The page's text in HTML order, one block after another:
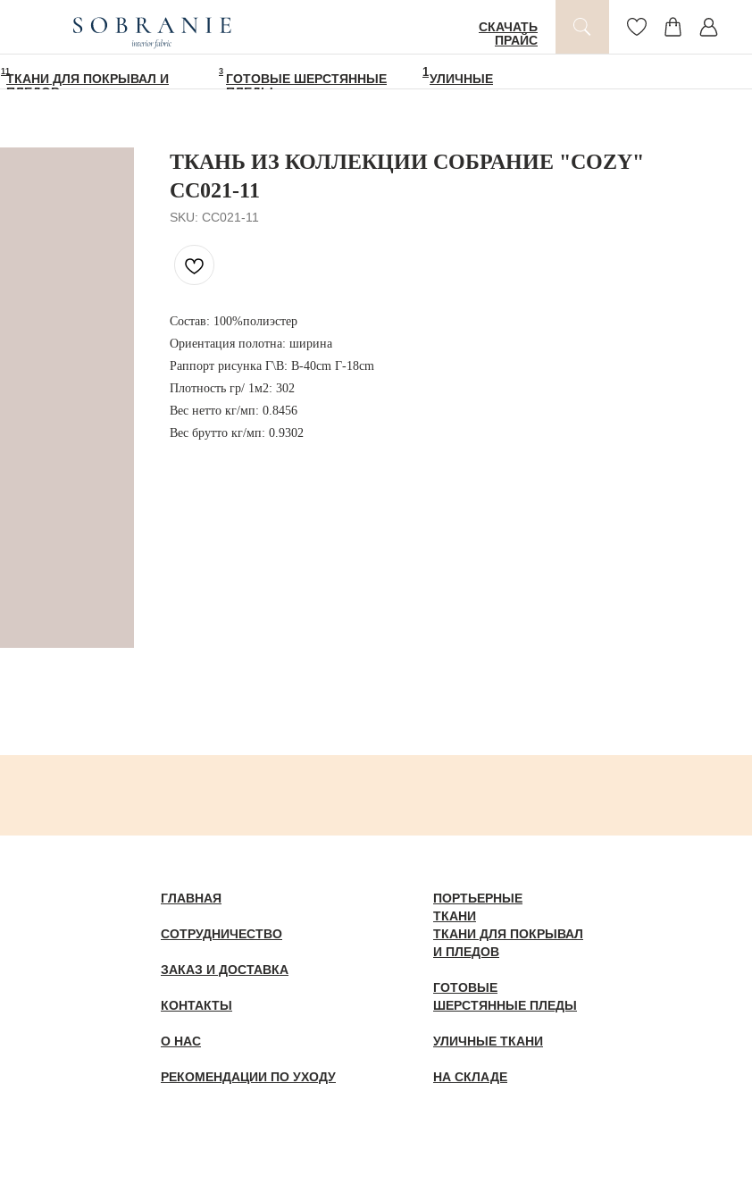
СКАЧАТЬ
ПРАЙС
11ТКАНИ ДЛЯ ПОКРЫВАЛ И
ПЛЕДОВ
3 ГОТОВЫЕ ШЕРСТЯННЫЕ
ПЛЕДЫ
1УЛИЧНЫЕ
ТКАНЬ ИЗ КОЛЛЕКЦИИ СОБРАНИЕ "COZY"
CC021-11
SKU: CC021-11
Состав: 100%полиэстер
Ориентация полотна: ширина
Раппорт рисунка Г\В: В-40cm Г-18cm
Плотность гр/ 1м2: 302
Вес нетто кг/мп: 0.8456
Вес брутто кг/мп: 0.9302
ГЛАВНАЯ
СОТРУДНИЧЕСТВО
ЗАКАЗ И ДОСТАВКА
КОНТАКТЫ
О НАС
ПОРТЬЕРНЫЕ
ТКАНИ
ТКАНИ ДЛЯ ПОКРЫВАЛ
И ПЛЕДОВ
ГОТОВЫЕ
ШЕРСТЯННЫЕ ПЛЕДЫ
УЛИЧНЫЕ ТКАНИ
НА СКЛАДЕ
РЕКОМЕНДАЦИИ ПО УХОДУ